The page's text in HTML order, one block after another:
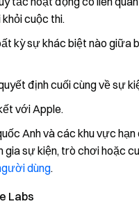
cuộc thi.
kỳ sự khác biệt nào giữa
định cuối cùng về sự
với Apple.
Anh và các khu vực
gia sự kiện, trò chơi hoặc
dùng.
Labs